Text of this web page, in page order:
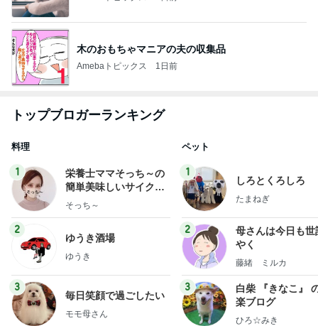
木のおもちゃマニアの夫の収集品
Amebaトピックス 1日前
トップブロガーランキング
料理
1
栄養士ママそっち～の
簡単美味しいサイクル
献立
そっち～
2
ゆうき酒場
ゆうき
3
毎日笑顔で過ごしたい
モモ母さん
ペット
1
しろとくろしろ
たまねぎ
2
母さんは今日も世
やく
藤緒 ミルカ
3
白柴 『きなこ』
楽ブログ
ひろ☆みき